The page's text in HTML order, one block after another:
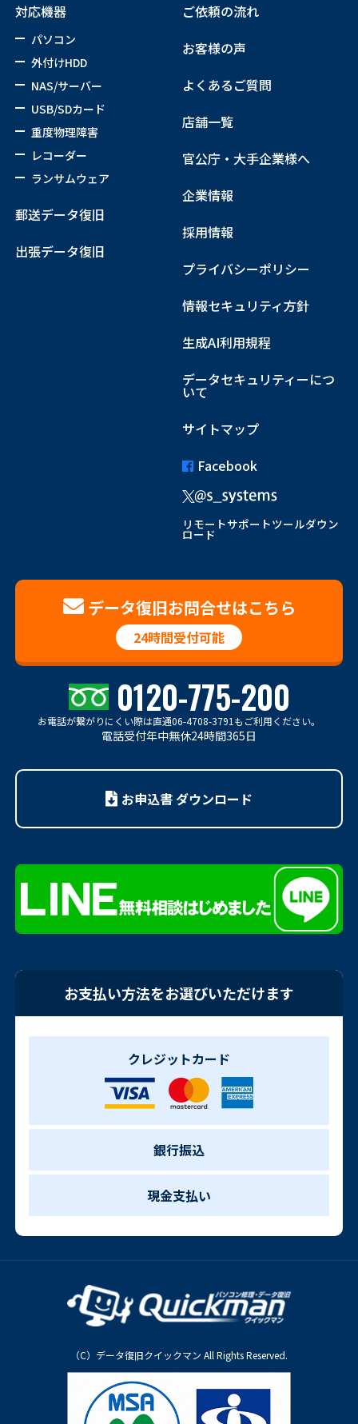
対応機器
パソコン
外付けHDD
NAS/サーバー
USB/SDカード
重度物理障害
レコーダー
ランサムウェア
郵送データ復旧
出張データ復旧
ご依頼の流れ
お客様の声
よくあるご質問
店舗一覧
官公庁・大手企業様へ
企業情報
採用情報
プライバシーポリシー
情報セキュリティ方針
生成AI利用規程
データセキュリティーにつ
いて
サイトマップ
Facebook
リモートサポートツールダウン
ロード
データ復旧お問合せはこちら
24時間受付可能
0120-775-200
お電話が繋がりにくい際は直通06-4708-3791もご利用ください。
電話受付年中無休24時間365日
お申込書 ダウンロード
お支払い方法をお選びいただけます
クレジットカード
銀行振込
現金支払い
（C）データ復旧クイックマン All Rights Reserved.